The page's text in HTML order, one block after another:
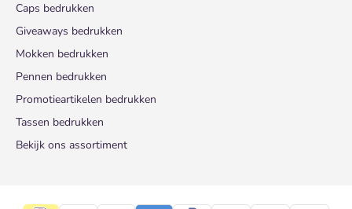
Caps bedrukken
Giveaways bedrukken
Mokken bedrukken
Pennen bedrukken
Promotieartikelen bedrukken
Tassen bedrukken
Bekijk ons assortiment